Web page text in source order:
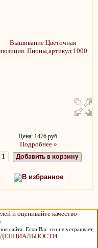
Цена: 1476 руб.
Подробнее »
Добавить в корзину
В избранное
сайта. Если Вас это не устраивает,